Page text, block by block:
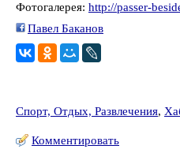
Фотогалерея: http://passer-
Павел Баканов
Спорт, Отдых, Развлечения,
Комментировать